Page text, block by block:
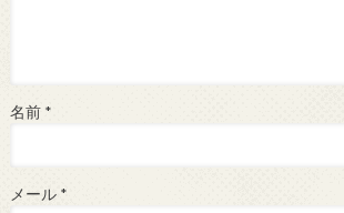
名前 *
メール *